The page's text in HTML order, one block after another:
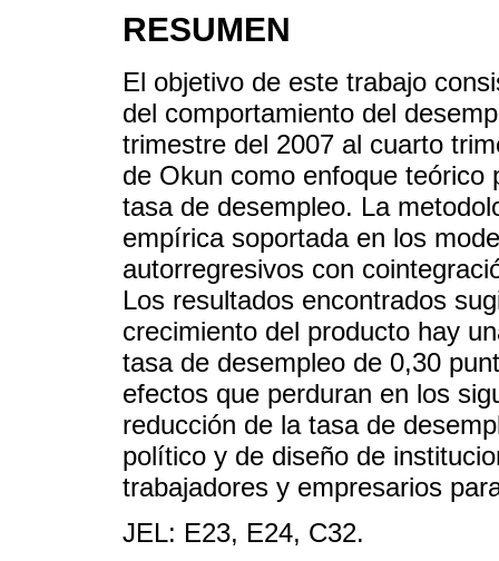
RESUMEN
El objetivo de este trabajo
del comportamiento del
trimestre del 2007 al cuarto
de Okun como enfoque teórico
tasa de desempleo. La
empírica soportada en los
autorregresivos con
Los resultados encontrados
crecimiento del producto hay
tasa de desempleo de 0,30
efectos que perduran en los
reducción de la tasa de
político y de diseño de
trabajadores y empresarios
JEL: E23, E24, C32.